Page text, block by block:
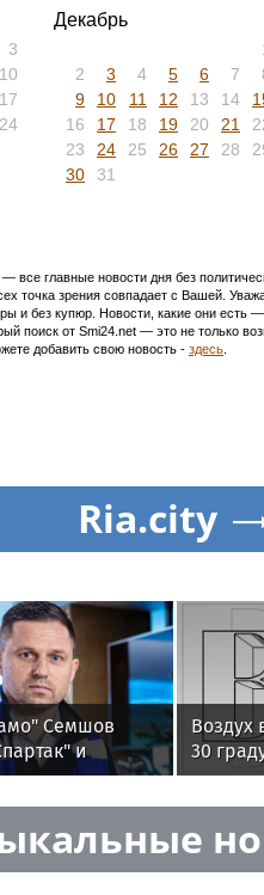
3
10
17
24
Декабрь
2
3 4 5 6 7
9
10 11 12 13 14
16
17 18 19 20 21
23
24 25 26 27 28
30
31
главные новости дня без
точка зрения совпадает с Вашей.
и без купюр. Новости, какие они
поиск от Smi24.net — это не только
добавить свою новость - здесь
Ria.city
Семшов
и
вничью
Воздух
30
лето